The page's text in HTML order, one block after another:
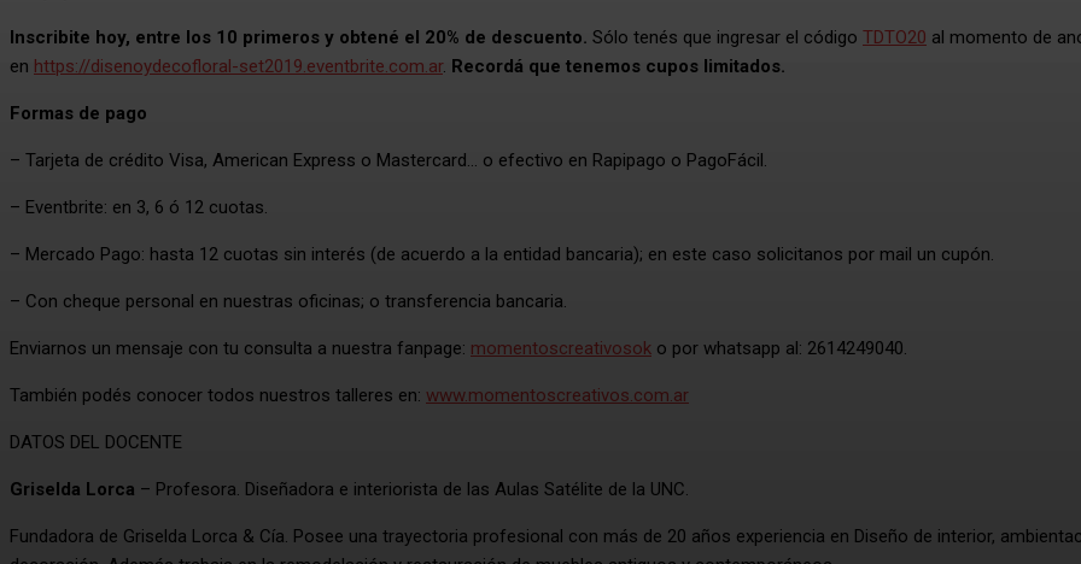
Inscribite hoy, entre los 10 primeros y obtené el 20% de descuento. Sólo tenés que ingresar el código TDTO20 al momento de
en https://disenoydecofloral-set2019.eventbrite.com.ar. Recordá que tenemos cupos limitados.
Formas de pago
– Tarjeta de crédito Visa, American Express o Mastercard… o efectivo en Rapipago o PagoFácil.
– Eventbrite: en 3, 6 ó 12 cuotas.
– Mercado Pago: hasta 12 cuotas sin interés (de acuerdo a la entidad bancaria); en este caso solicitanos por mail un cupón.
– Con cheque personal en nuestras oficinas; o transferencia bancaria.
Enviarnos un mensaje con tu consulta a nuestra fanpage: momentoscreativosok o por whatsapp al: 2614249040.
También podés conocer todos nuestros talleres en: www.momentoscreativos.com.ar
DATOS DEL DOCENTE
Griselda Lorca – Profesora. Diseñadora e interiorista de las Aulas Satélite de la UNC.
Fundadora de Griselda Lorca & Cía. Posee una trayectoria profesional con más de 20 años experiencia en Diseño de interior,